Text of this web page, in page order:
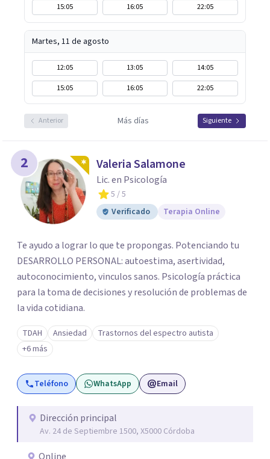
15:05
16:05 22:05
Martes, 11 de agosto
12:05 13:05
14:05
15:05
16:05 22:05
Anterior Más días Siguiente
2 Valeria Salamone
Lic. en Psicología
5 / 5
Verificado
Terapia Online
Te ayudo a lograr lo que te propongas. Potenciando tu
DESARROLLO PERSONAL: autoestima, asertividad,
autoconocimiento, vinculos sanos. Psicología práctica
para la toma de decisiones y resolución de problemas de
la vida cotidiana.
TDAH Ansiedad
Trastornos del espectro autista
+6 más
Teléfono WhatsApp Email
Dirección principal
Av. 24 de Septiembre 1500, X5000 Córdoba